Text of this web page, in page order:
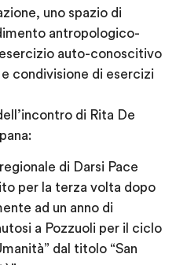
uno spazio di
antropologico-
auto-conoscitivo
condivisione di esercizi
di Rita De
di Darsi Pace
per la terza volta dopo
ad un anno di
a Pozzuoli per il ciclo
dal titolo “San